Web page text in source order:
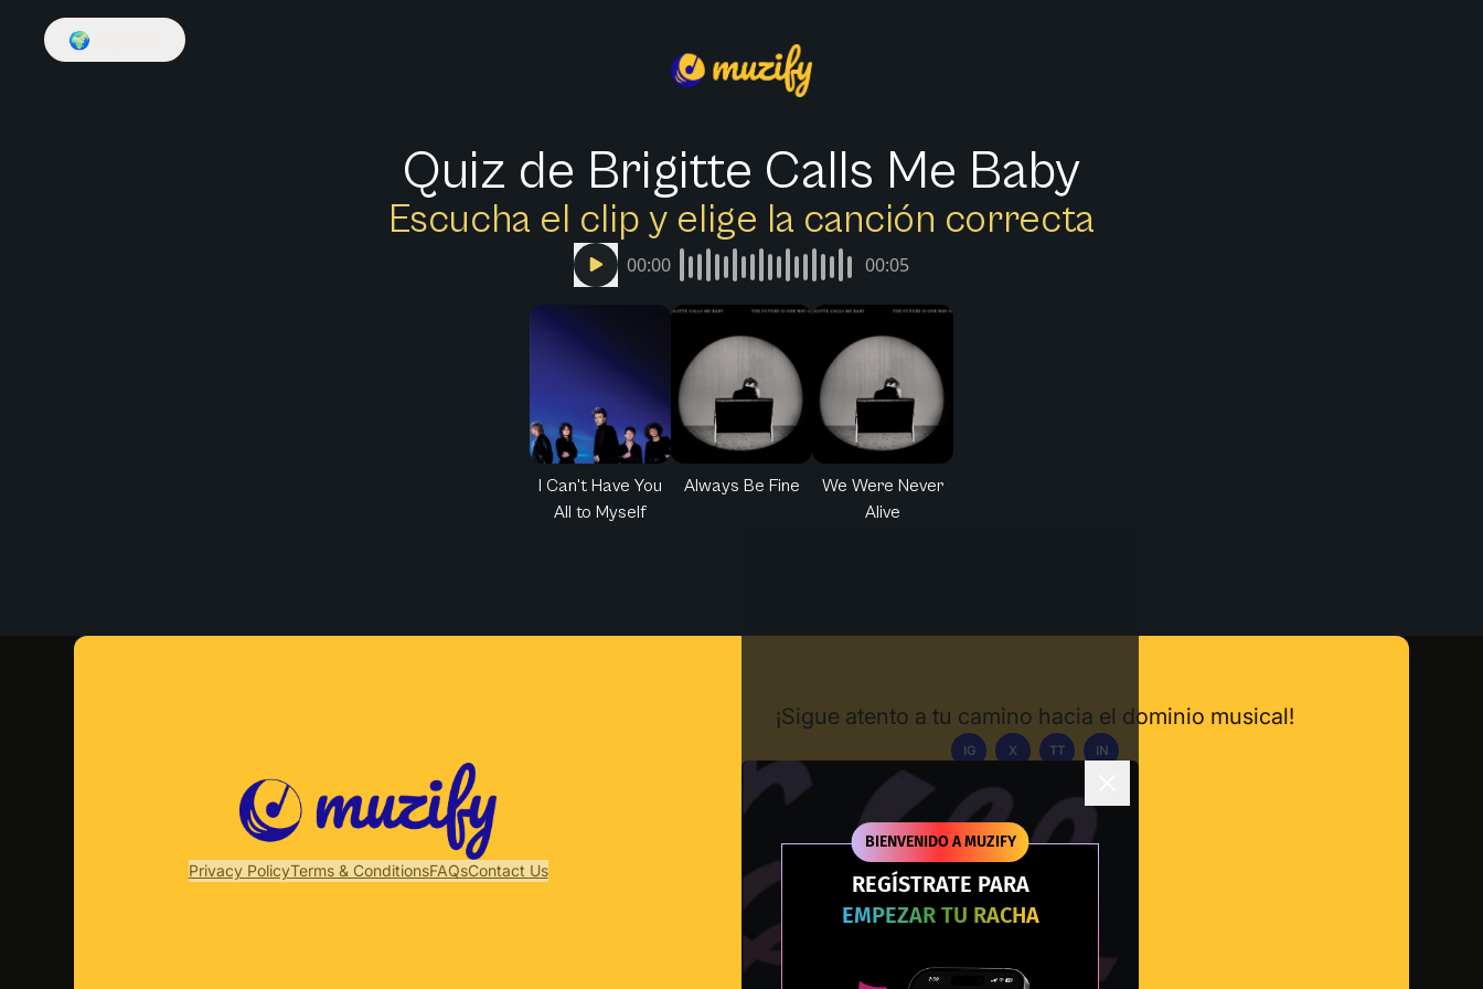
BIENVENIDO A MUZIFY
REGÍSTRATE PARA
EMPEZAR TU RACHA
🌍
Quiz de Brigitte Calls Me Baby
Escucha el clip y elige la canción correcta
00:00 00:05
I Can't Have You
All to Myself
Always Be Fine
We Were Never
Alive
Privacy PolicyTerms & ConditionsFAQsContact Us
¡Sigue atento a tu camino hacia el dominio musical!
IG X TT IN
Descarga la App